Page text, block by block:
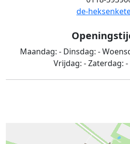
de-
Maandag: - Dinsdag: -
Vrijdag: -Zaterdag: -